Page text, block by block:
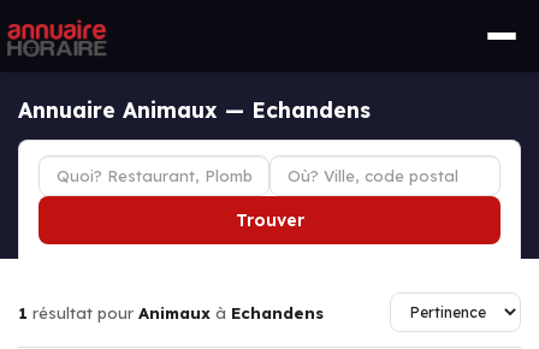
Annuaire Animaux — Echandens
Trouver
1 résultat pour Animaux à Echandens